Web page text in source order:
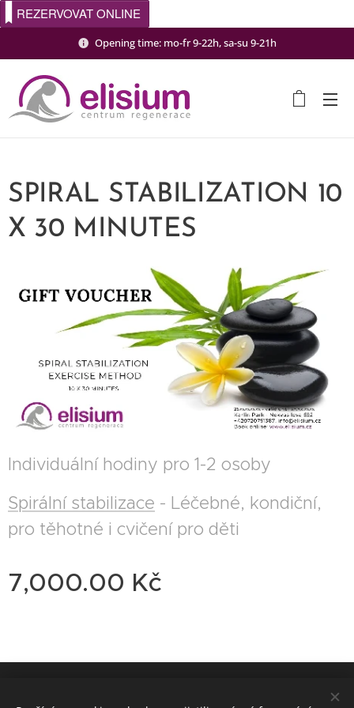
REZERVOVAT ONLINE
Opening time: mo-fr 9-22h, sa-su 9-21h
SPIRAL STABILIZATION 10
X 30 MINUTES
Individuální hodiny pro 1-2 osoby
Spirální stabilizace - Léčebné, kondiční,
pro těhotné i cvičení pro děti
7,000.00 Kč